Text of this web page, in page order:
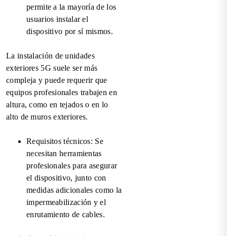
permite a la mayoría de los
usuarios instalar el
dispositivo por sí mismos.
La instalación de unidades
exteriores 5G suele ser más
compleja y puede requerir que
equipos profesionales trabajen en
altura, como en tejados o en lo
alto de muros exteriores.
Requisitos técnicos: Se
necesitan herramientas
profesionales para asegurar
el dispositivo, junto con
medidas adicionales como la
impermeabilización y el
enrutamiento de cables.